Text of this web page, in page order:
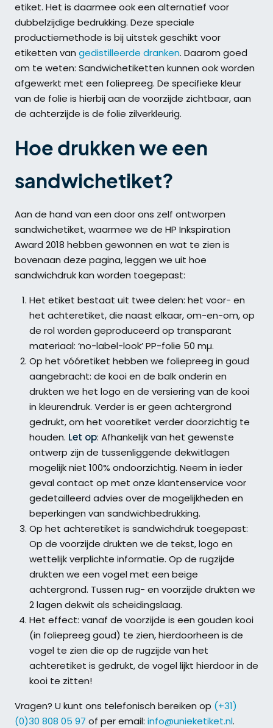
etiket. Het is daarmee ook een alternatief voor
dubbelzijdige bedrukking. Deze speciale
productiemethode is bij uitstek geschikt voor
etiketten van gedistilleerde dranken. Daarom goed
om te weten: Sandwichetiketten kunnen ook worden
afgewerkt met een foliepreeg. De specifieke kleur
van de folie is hierbij aan de voorzijde zichtbaar, aan
de achterzijde is de folie zilverkleurig.
Hoe drukken we een
sandwichetiket?
Aan de hand van een door ons zelf ontworpen
sandwichetiket, waarmee we de HP Inkspiration
Award 2018 hebben gewonnen en wat te zien is
bovenaan deze pagina, leggen we uit hoe
sandwichdruk kan worden toegepast:
Het etiket bestaat uit twee delen: het voor- en
het achteretiket, die naast elkaar, om-en-om, op
de rol worden geproduceerd op transparant
materiaal: ‘no-label-look’ PP-folie 50 mµ.
Op het vóóretiket hebben we foliepreeg in goud
aangebracht: de kooi en de balk onderin en
drukten we het logo en de versiering van de kooi
in kleurendruk. Verder is er geen achtergrond
gedrukt, om het vooretiket verder doorzichtig te
houden. Let op: Afhankelijk van het gewenste
ontwerp zijn de tussenliggende dekwitlagen
mogelijk niet 100% ondoorzichtig. Neem in ieder
geval contact op met onze klantenservice voor
gedetailleerd advies over de mogelijkheden en
beperkingen van sandwichbedrukking.
Op het achteretiket is sandwichdruk toegepast:
Op de voorzijde drukten we de tekst, logo en
wettelijk verplichte informatie. Op de rugzijde
drukten we een vogel met een beige
achtergrond. Tussen rug- en voorzijde drukten we
2 lagen dekwit als scheidingslaag.
Het effect: vanaf de voorzijde is een gouden kooi
(in foliepreeg goud) te zien, hierdoorheen is de
vogel te zien die op de rugzijde van het
achteretiket is gedrukt, de vogel lijkt hierdoor in de
kooi te zitten!
Vragen? U kunt ons telefonisch bereiken op (+31)
(0)30 808 05 97 of per email: info@unieketiket.nl.